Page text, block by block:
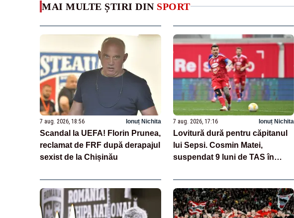
MAI MULTE ȘTIRI DIN SPORT
7 aug. 2026, 18:56 Ionuț Nichita
Scandal la UEFA! Florin Prunea,
reclamat de FRF după derapajul
sexist de la Chișinău
7 aug. 2026, 17:16 Ionuț Nichita
Lovitură dură pentru căpitanul
lui Sepsi. Cosmin Matei,
suspendat 9 luni de TAS în